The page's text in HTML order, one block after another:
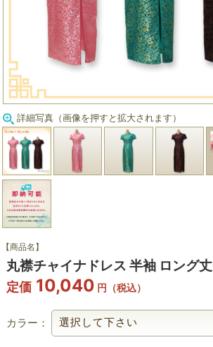
詳細写真（画像を押すと拡大されます）
【商品名】
丸襟チャイナドレス 半袖 ロング丈
定価 10,040 円（税込）
カラー：